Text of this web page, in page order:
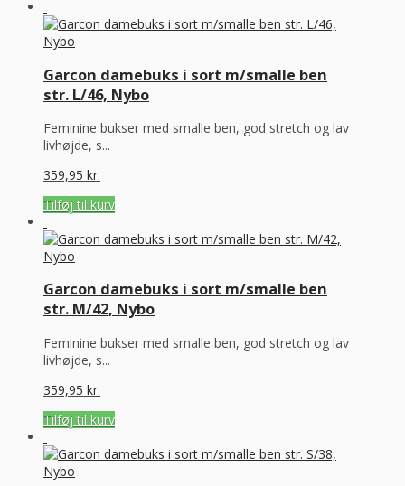
Garcon damebuks i sort m/smalle ben
str. L/46, Nybo
Feminine bukser med smalle ben, god stretch og lav
livhøjde, s...
359,95 kr.
Tilføj til kurv
Garcon damebuks i sort m/smalle ben
str. M/42, Nybo
Feminine bukser med smalle ben, god stretch og lav
livhøjde, s...
359,95 kr.
Tilføj til kurv